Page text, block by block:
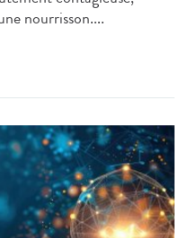
nourrisson....